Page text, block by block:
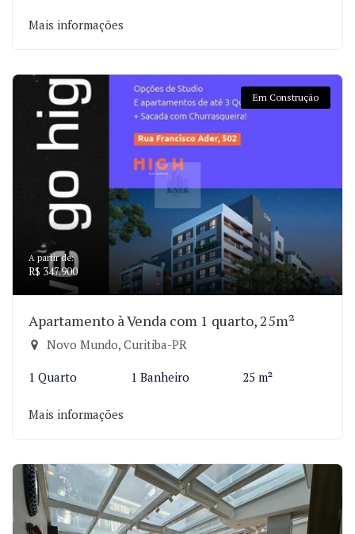
Mais informações
Em Construção
A partir de:
R$ 347.900
Apartamento à Venda com 1 quarto, 25m²
Novo Mundo, Curitiba-PR
1 Quarto 1 Banheiro 25 m²
Mais informações